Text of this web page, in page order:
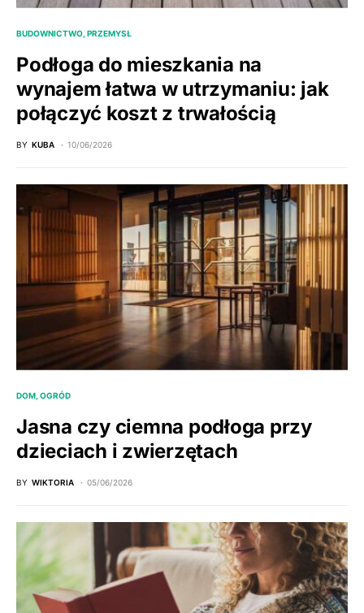
BUDOWNICTWO, PRZEMYSŁ
Podłoga do mieszkania na
wynajem łatwa w utrzymaniu: jak
połączyć koszt z trwałością
BY KUBA 10/06/2026
DOM, OGRÓD
Jasna czy ciemna podłoga przy
dzieciach i zwierzętach
BY WIKTORIA 05/06/2026